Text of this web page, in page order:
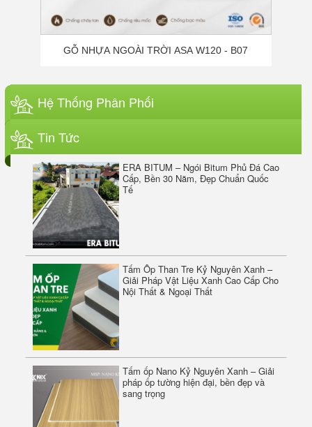
GỖ NHỰA NGOÀI TRỜI ASA W120 - B07
ERASIL SILICONE SEALANT A300
Hệ Thống Phân Phối
Tin Tức
ERA BITUM – Ngói Bitum Phủ Đá Cao
Cấp, Bền 30 Năm, Đẹp Chuẩn Quốc
Tế
Tấm Ốp Than Tre Kỷ Nguyên Xanh –
Giải Pháp Vật Liệu Xanh Cao Cấp Cho
Nội Thất & Ngoại Thất
Tấm ốp Nano Kỷ Nguyên Xanh – Giải
pháp ốp tường hiện đại, bền đẹp và
sang trọng